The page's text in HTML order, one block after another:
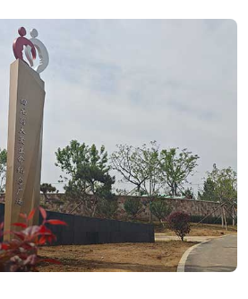
料缺失或信息错误造成不必要的